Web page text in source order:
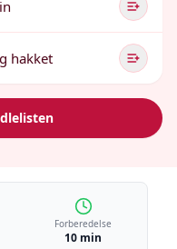
hakket
Forberedelse
10 min